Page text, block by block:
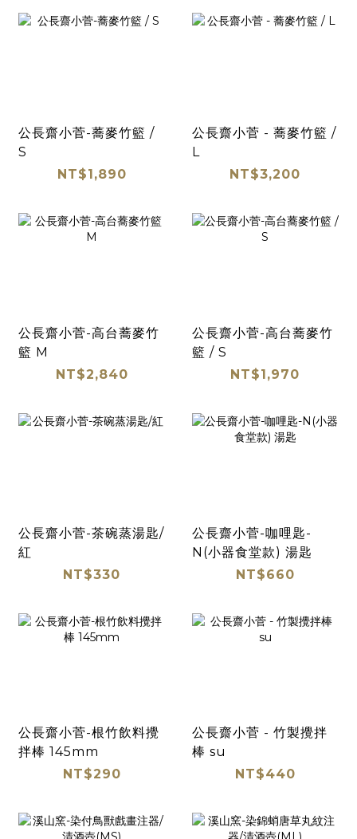
公長齋小菅-蕎麥竹籃 /
S
NT$1,890
公長齋小菅 - 蕎麥竹籃 /
L
NT$3,200
公長齋小菅-高台蕎麥竹
籃 M
NT$2,840
公長齋小菅-高台蕎麥竹
籃 / S
NT$1,970
公長齋小菅-茶碗蒸湯匙/
紅
NT$330
公長齋小菅-咖哩匙-
N(小器食堂款) 湯匙
NT$660
公長齋小菅-根竹飲料攪
拌棒 145mm
NT$290
公長齋小菅 - 竹製攪拌
棒 su
NT$440